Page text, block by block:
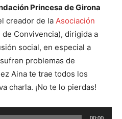
Princesa de Girona
creador de la Asociación
de Convivencia), dirigida a
social, en especial a
problemas de
Aina te trae todos los
charla. ¡No te lo pierdas!